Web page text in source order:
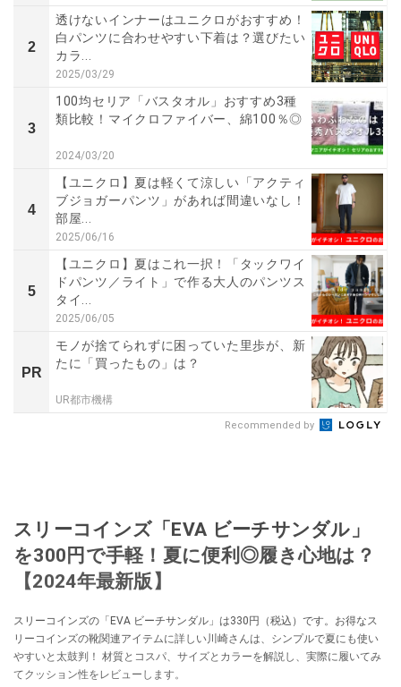
2
透けないインナーはユニクロがおすすめ！
白パンツに合わせやすい下着は？選びたい
カラ...
2025/03/29
3
100均セリア「バスタオル」おすすめ3種
類比較！マイクロファイバー、綿100％◎
2024/03/20
4
【ユニクロ】夏は軽くて涼しい「アクティ
ブジョガーパンツ」があれば間違いなし！
部屋...
2025/06/16
5
【ユニクロ】夏はこれ一択！「タックワイ
ドパンツ／ライト」で作る大人のパンツス
タイ...
2025/06/05
PR
モノが捨てられずに困っていた里歩が、新
たに「買ったもの」は？
UR都市機構
Recommended by
スリーコインズ「EVA ビーチサンダル」
を300円で手軽！夏に便利◎履き心地は？
【2024年最新版】
スリーコインズの「EVA ビーチサンダル」は330円（税込）です。お得なス
リーコインズの靴関連アイテムに詳しい川崎さんは、シンプルで夏にも使い
やすいと太鼓判！ 材質とコスパ、サイズとカラーを解説し、実際に履いてみ
てクッション性をレビューします。